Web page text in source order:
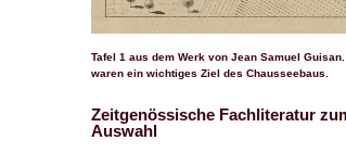
Tafel 1 aus dem Werk von Jean Samuel
waren ein wichtiges Ziel des Chausseebaus.
Zeitgenössische Fachliteratur
Auswahl